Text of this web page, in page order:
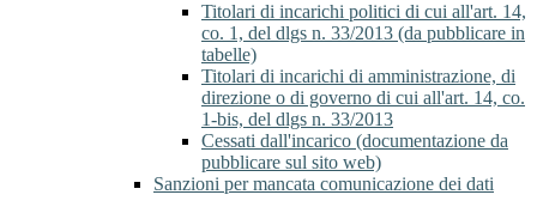
Titolari di incarichi politici di cui all'art. 14,
co. 1, del dlgs n. 33/2013 (da pubblicare in
tabelle)
Titolari di incarichi di amministrazione, di
direzione o di governo di cui all'art. 14, co.
1-bis, del dlgs n. 33/2013
Cessati dall'incarico (documentazione da
pubblicare sul sito web)
Sanzioni per mancata comunicazione dei dati